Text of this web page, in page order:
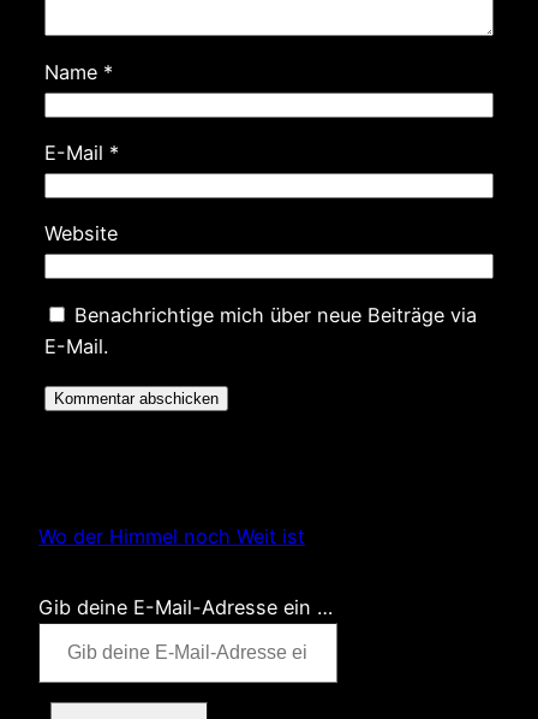
Name *
E-Mail *
Website
Benachrichtige mich über neue Beiträge via
E-Mail.
Wo der Himmel noch Weit ist
Gib deine E-Mail-Adresse ein …